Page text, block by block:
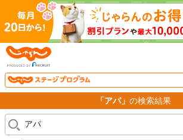
「アパ」 の検索結果